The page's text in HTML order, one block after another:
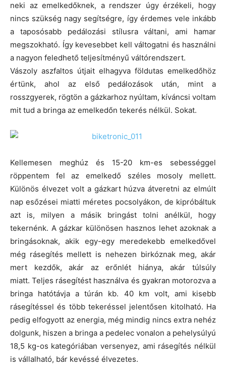
neki az emelkedőknek, a rendszer úgy érzékeli, hogy
nincs szükség nagy segítségre, így érdemes vele inkább
a taposósabb pedálozási stílusra váltani, ami hamar
megszokható. Így kevesebbet kell váltogatni és használni
a nagyon feledhető teljesítményű váltórendszert.
Vászoly aszfaltos útjait elhagyva földutas emelkedőhöz
értünk, ahol az első pedálozások után, mint a
rosszgyerek, rögtön a gázkarhoz nyúltam, kíváncsi voltam
mit tud a bringa az emelkedőn tekerés nélkül. Sokat.
Kellemesen meghúz és 15-20 km-es sebességgel
röppentem fel az emelkedő széles mosoly mellett.
Különös élvezet volt a gázkart húzva átveretni az elmúlt
nap esőzései miatti méretes pocsolyákon, de kipróbáltuk
azt is, milyen a másik bringást tolni anélkül, hogy
tekernénk. A gázkar különösen hasznos lehet azoknak a
bringásoknak, akik egy-egy meredekebb emelkedővel
még rásegítés mellett is nehezen birkóznak meg, akár
mert kezdők, akár az erőnlét hiánya, akár túlsúly
miatt. Teljes rásegítést használva és gyakran motorozva a
bringa hatótávja a túrán kb. 40 km volt, ami kisebb
rásegítéssel és több tekeréssel jelentősen kitolható. Ha
pedig elfogyott az energia, még mindig nincs extra nehéz
dolgunk, hiszen a bringa a pedelec vonalon a pehelysúlyú
18,5 kg-os kategóriában versenyez, ami rásegítés nélkül
is vállalható, bár kevéssé élvezetes.